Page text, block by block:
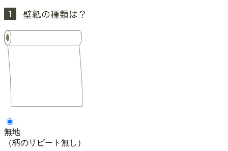
無地
（柄のリピート無し）